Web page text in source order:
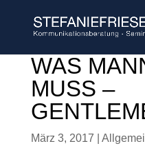
WAS
MUSS –
März 3, 2017